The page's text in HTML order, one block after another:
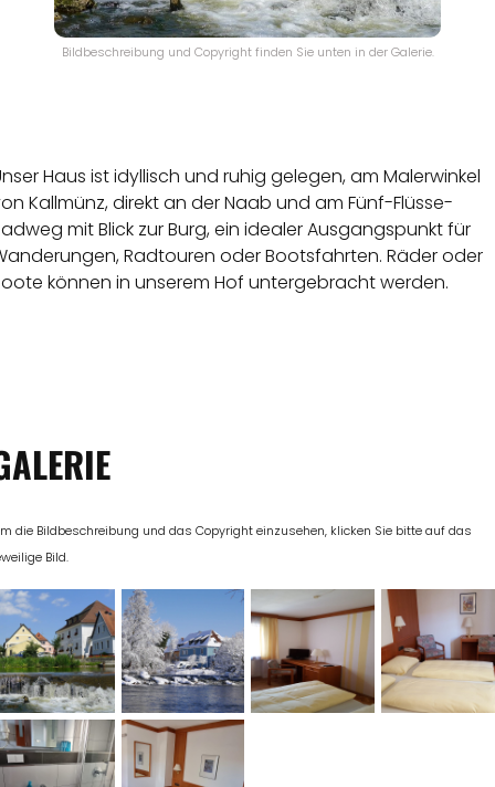
Bildbeschreibung und Copyright finden Sie unten in der Galerie.
Haus ist idyllisch und ruhig gelegen, am Malerwinkel
Kallmünz, direkt an der Naab und am Fünf-Flüsse-
mit Blick zur Burg, ein idealer Ausgangspunkt für
Radtouren oder Bootsfahrten. Räder oder
können in unserem Hof untergebracht werden.
die Bildbeschreibung und das Copyright einzusehen, klicken Sie bitte auf das
Bild.